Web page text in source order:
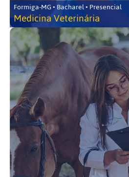
Formiga-MG • Bacharel • Presencial
Medicina Veterinária